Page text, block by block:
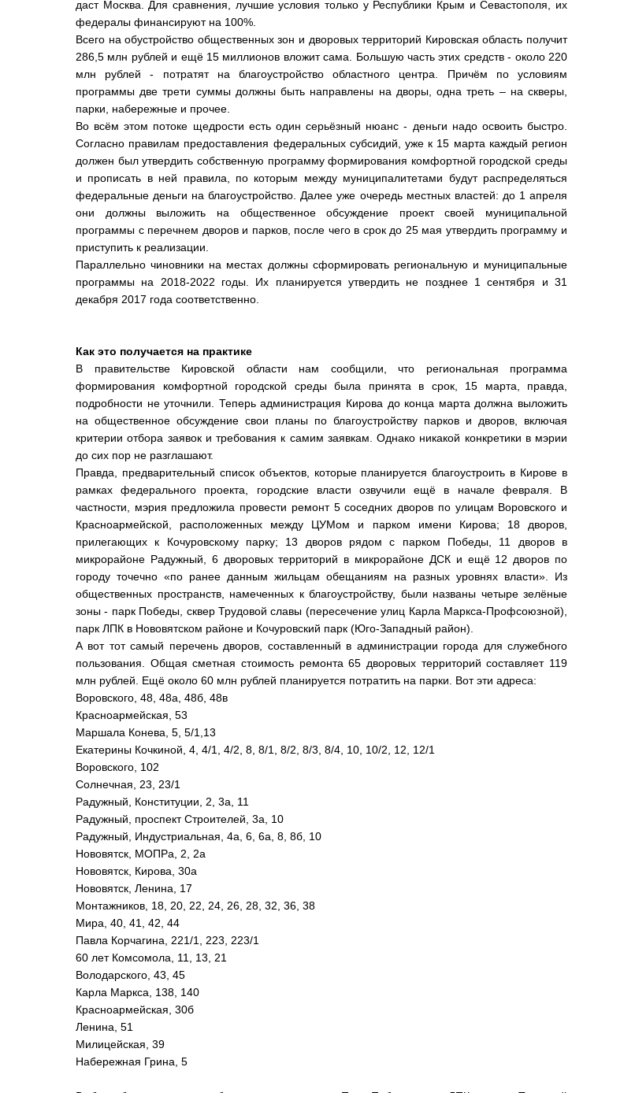
даст Москва. Для сравнения, лучшие условия только у Республики Крым и Севастополя, их
федералы финансируют на 100%.
Всего на обустройство общественных зон и дворовых территорий Кировская область получит
286,5 млн рублей и ещё 15 миллионов вложит сама. Большую часть этих средств - около 220
млн рублей - потратят на благоустройство областного центра. Причём по условиям
программы две трети суммы должны быть направлены на дворы, одна треть – на скверы,
парки, набережные и прочее.
Во всём этом потоке щедрости есть один серьёзный нюанс - деньги надо освоить быстро.
Согласно правилам предоставления федеральных субсидий, уже к 15 марта каждый регион
должен был утвердить собственную программу формирования комфортной городской среды
и прописать в ней правила, по которым между муниципалитетами будут распределяться
федеральные деньги на благоустройство. Далее уже очередь местных властей: до 1 апреля
они должны выложить на общественное обсуждение проект своей муниципальной
программы с перечнем дворов и парков, после чего в срок до 25 мая утвердить программу и
приступить к реализации.
Параллельно чиновники на местах должны сформировать региональную и муниципальные
программы на 2018-2022 годы. Их планируется утвердить не позднее 1 сентября и 31
декабря 2017 года соответственно.
Как это получается на практике
В правительстве Кировской области нам сообщили, что региональная программа
формирования комфортной городской среды была принята в срок, 15 марта, правда,
подробности не уточнили. Теперь администрация Кирова до конца марта должна выложить
на общественное обсуждение свои планы по благоустройству парков и дворов, включая
критерии отбора заявок и требования к самим заявкам. Однако никакой конкретики в мэрии
до сих пор не разглашают.
Правда, предварительный список объектов, которые планируется благоустроить в Кирове в
рамках федерального проекта, городские власти озвучили ещё в начале февраля. В
частности, мэрия предложила провести ремонт 5 соседних дворов по улицам Воровского и
Красноармейской, расположенных между ЦУМом и парком имени Кирова; 18 дворов,
прилегающих к Кочуровскому парку; 13 дворов рядом с парком Победы, 11 дворов в
микрорайоне Радужный, 6 дворовых территорий в микрорайоне ДСК и ещё 12 дворов по
городу точечно «по ранее данным жильцам обещаниям на разных уровнях власти». Из
общественных пространств, намеченных к благоустройству, были названы четыре зелёные
зоны - парк Победы, сквер Трудовой славы (пересечение улиц Карла Маркса-Профсоюзной),
парк ЛПК в Нововятском районе и Кочуровский парк (Юго-Западный район).
А вот тот самый перечень дворов, составленный в администрации города для служебного
пользования. Общая сметная стоимость ремонта 65 дворовых территорий составляет 119
млн рублей. Ещё около 60 млн рублей планируется потратить на парки. Вот эти адреса:
Воровского, 48, 48а, 48б, 48в
Красноармейская, 53
Маршала Конева, 5, 5/1,13
Екатерины Кочкиной, 4, 4/1, 4/2, 8, 8/1, 8/2, 8/3, 8/4, 10, 10/2, 12, 12/1
Воровского, 102
Солнечная, 23, 23/1
Радужный, Конституции, 2, 3а, 11
Радужный, проспект Строителей, 3а, 10
Радужный, Индустриальная, 4а, 6, 6а, 8, 8б, 10
Нововятск, МОПРа, 2, 2а
Нововятск, Кирова, 30а
Нововятск, Ленина, 17
Монтажников, 18, 20, 22, 24, 26, 28, 32, 36, 38
Мира, 40, 41, 42, 44
Павла Корчагина, 221/1, 223, 223/1
60 лет Комсомола, 11, 13, 21
Володарского, 43, 45
Карла Маркса, 138, 140
Красноармейская, 30б
Ленина, 51
Милицейская, 39
Набережная Грина, 5